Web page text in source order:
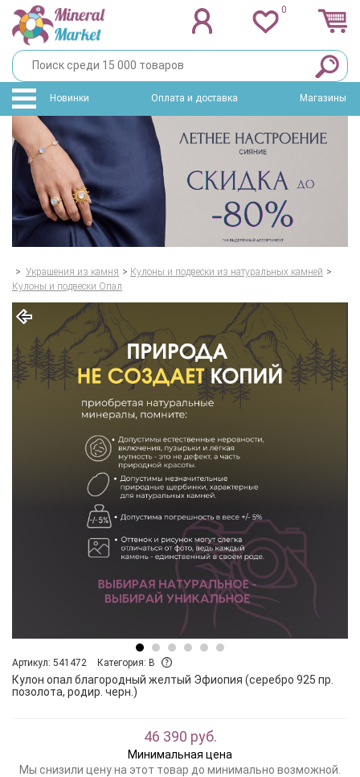
0
Новинки Оплата и доставка Магазины
> Украшения из камня > Кулоны и подвески из натуральных камней >
Кулоны и подвески Опал
Артикул: 541472 Категория: B
Кулон опал благородный желтый Эфиопия (серебро 925 пр.
позолота, родир. черн.)
46 390 руб.
Минимальная цена
Мы снизили цену на этот товар до минимально возможной.